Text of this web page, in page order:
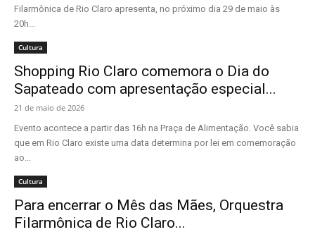
Filarmônica de Rio Claro apresenta, no próximo dia 29 de maio às
20h...
Cultura
Shopping Rio Claro comemora o Dia do
Sapateado com apresentação especial...
21 de maio de 2026
Evento acontece a partir das 16h na Praça de Alimentação. Você sabia
que em Rio Claro existe uma data determina por lei em comemoração
ao...
Cultura
Para encerrar o Mês das Mães, Orquestra
Filarmônica de Rio Claro...